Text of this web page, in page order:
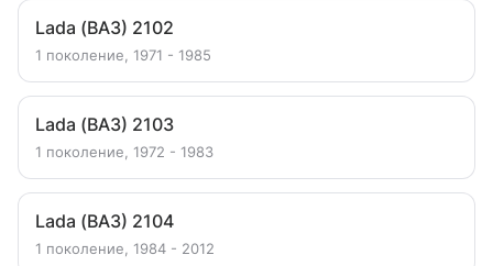
Lada (ВАЗ) 2102
1 поколение, 1971 - 1985
Lada (ВАЗ) 2103
1 поколение, 1972 - 1983
Lada (ВАЗ) 2104
1 поколение, 1984 - 2012